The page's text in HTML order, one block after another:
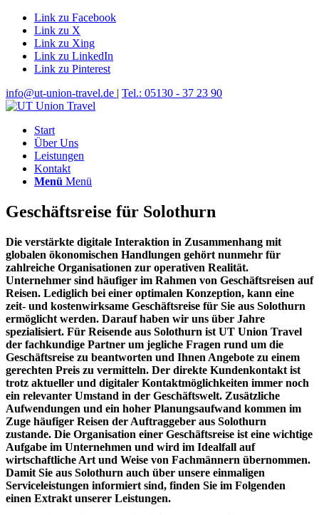
Link zu Facebook
Link zu X
Link zu Xing
Link zu LinkedIn
Link zu Pinterest
info@ut-union-travel.de | Tel.: 05130 - 37 23 90
Start
Über Uns
Leistungen
Kontakt
Menü Menü
Geschäftsreise für Solothurn
Die verstärkte digitale Interaktion in Zusammenhang mit
globalen ökonomischen Handlungen gehört nunmehr für
zahlreiche Organisationen zur operativen Realität.
Unternehmer sind häufiger im Rahmen von Geschäftsreisen auf
Reisen. Lediglich bei einer optimalen Konzeption, kann eine
zeit- und kostenwirksame Geschäftsreise für Sie aus Solothurn
ermöglicht werden. Darauf haben wir uns über Jahre
spezialisiert. Für Reisende aus Solothurn ist UT Union Travel
der fachkundige Partner um jegliche Fragen rund um die
Geschäftsreise zu beantworten und Ihnen Angebote zu einem
gerechten Preis zu vermitteln. Der direkte Kundenkontakt ist
trotz aktueller und digitaler Kontaktmöglichkeiten immer noch
ein relevanter Umstand in der Geschäftswelt. Zusätzliche
Aufwendungen und ein hoher Planungsaufwand kommen im
Zuge häufiger Reisen der Auftraggeber aus Solothurn
zustande. Die Organisation einer Geschäftsreise ist eine wichtige
Aufgabe im Unternehmen und wird im Idealfall auf
wirtschaftliche Art und Weise von Fachmännern übernommen.
Damit Sie aus Solothurn auch über unsere einmaligen
Serviceleistungen informiert sind, finden Sie im Folgenden
einen Extrakt unserer Leistungen.